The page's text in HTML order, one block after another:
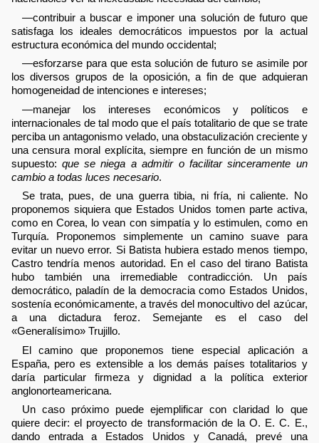
—contribuir a buscar e imponer una solución de futuro que
satisfaga los ideales democráticos impuestos por la actual
estructura económica del mundo occidental;
—esforzarse para que esta solución de futuro se asimile por
los diversos grupos de la oposición, a fin de que adquieran
homogeneidad de intenciones e intereses;
—manejar los intereses económicos y políticos e
internacionales de tal modo que el país totalitario de que se trate
perciba un antagonismo velado, una obstaculización creciente y
una censura moral explícita, siempre en función de un mismo
supuesto: que se niega a admitir o facilitar sinceramente un
cambio a todas luces necesario.
Se trata, pues, de una guerra tibia, ni fría, ni caliente. No
proponemos siquiera que Estados Unidos tomen parte activa,
como en Corea, lo vean con simpatía y lo estimulen, como en
Turquía. Proponemos simplemente un camino suave para
evitar un nuevo error. Si Batista hubiera estado menos tiempo,
Castro tendría menos autoridad. En el caso del tirano Batista
hubo también una irremediable contradicción. Un país
democrático, paladín de la democracia como Estados Unidos,
sostenía económicamente, a través del monocultivo del azúcar,
a una dictadura feroz. Semejante es el caso del
«Generalísimo» Trujillo.
El camino que proponemos tiene especial aplicación a
España, pero es extensible a los demás países totalitarios y
daría particular firmeza y dignidad a la política exterior
anglonorteamericana.
Un caso próximo puede ejemplificar con claridad lo que
quiere decir: el proyecto de transformación de la O. E. C. E.,
dando entrada a Estados Unidos y Canadá, prevé una